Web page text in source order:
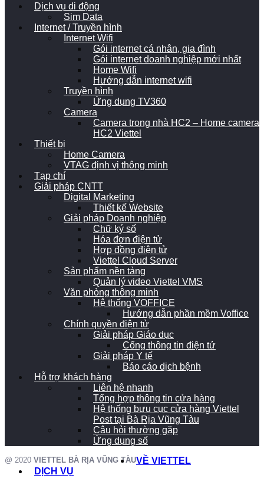
Dịch vụ di động
Sim Data
Internet / Truyền hình
Internet Wifi
Gói internet cá nhân, gia đình
Gói internet doanh nghiệp mới nhất
Home Wifi
Hướng dẫn internet wifi
Truyền hình
Ứng dụng TV360
Camera
Camera trong nhà HC2 – Home camera
HC2 Viettel
Thiết bị
Home Camera
VTAG định vị thông minh
Tạp chí
Giải pháp CNTT
Digital Marketing
Thiết kế Website
Giải pháp Doanh nghiệp
Chữ ký số
Hóa đơn điện tử
Hợp đồng điện tử
Viettel Cloud Server
Sản phẩm nền tảng
Quản lý video Viettel VMS
Văn phòng thông minh
Hệ thống VOFFICE
Hướng dẫn phần mềm Voffice
Chính quyền điện tử
Giải pháp Giáo dục
Cổng thông tin điện tử
Giải pháp Y tế
Báo cáo dịch bệnh
Hỗ trợ khách hàng
Liên hệ nhanh
Tổng hợp thông tin cửa hàng
Hệ thống bưu cục cửa hàng Viettel
Post tại Bà Rịa Vũng Tàu
Câu hỏi thường gặp
Ứng dụng số
@ 2020 VIETTEL BÀ RỊA VŨNG TÀUVỀ VIETTEL
DỊCH VỤ